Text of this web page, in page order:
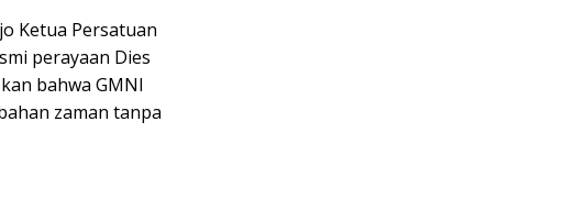
Ketua Persatuan
perayaan Dies
bahwa GMNI
zaman tanpa